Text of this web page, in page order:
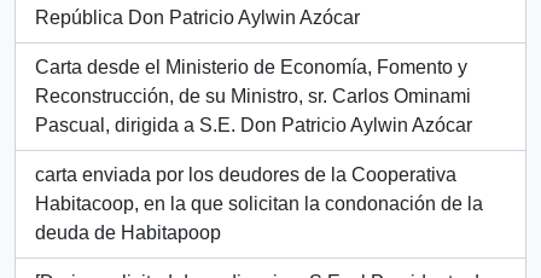
República Don Patricio Aylwin Azócar
Carta desde el Ministerio de Economía, Fomento y
Reconstrucción, de su Ministro, sr. Carlos Ominami
Pascual, dirigida a S.E. Don Patricio Aylwin Azócar
carta enviada por los deudores de la Cooperativa
Habitacoop, en la que solicitan la condonación de la
deuda de Habitapoop